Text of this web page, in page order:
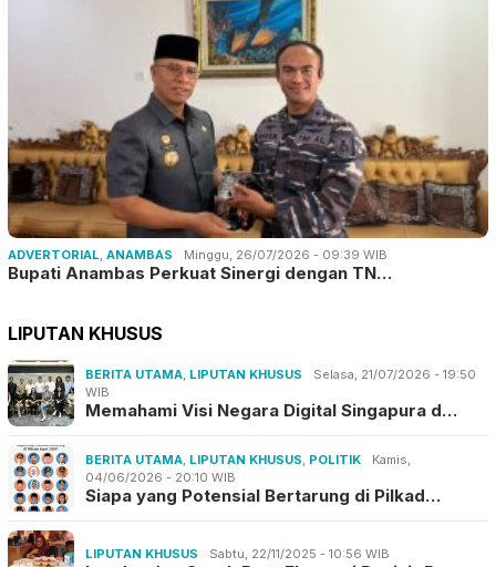
ADVERTORIAL, ANAMBAS Minggu, 26/07/2026 - 09:39 WIB
Bupati Anambas Perkuat Sinergi dengan TN…
LIPUTAN KHUSUS
BERITA UTAMA, LIPUTAN KHUSUS
Selasa, 21/07/2026 - 19:50
WIB
Memahami Visi Negara Digital Singapura d…
BERITA UTAMA, LIPUTAN KHUSUS, POLITIK
Kamis,
04/06/2026 - 20:10 WIB
Siapa yang Potensial Bertarung di Pilkad…
LIPUTAN KHUSUS Sabtu, 22/11/2025 - 10:56 WIB